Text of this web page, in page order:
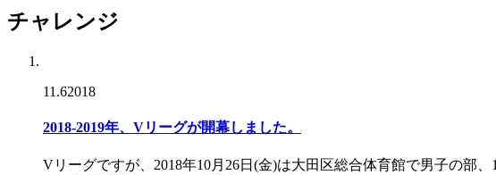
チャレンジ
11.62018
2018-2019年、Vリーグが開幕しました。
Vリーグですが、2018年10月26日(金)は大田区総合体育館で男子の部